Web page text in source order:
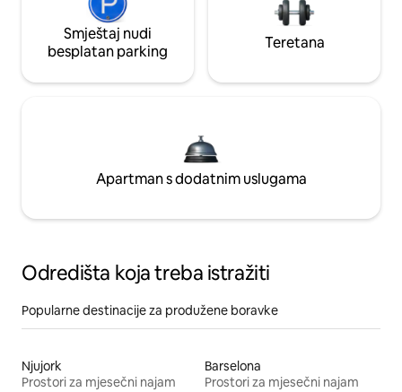
Smještaj nudi
besplatan parking
Teretana
Apartman s dodatnim uslugama
Odredišta koja treba istražiti
Popularne destinacije za produžene boravke
Njujork
Prostori za mjesečni najam
Barselona
Prostori za mjesečni najam